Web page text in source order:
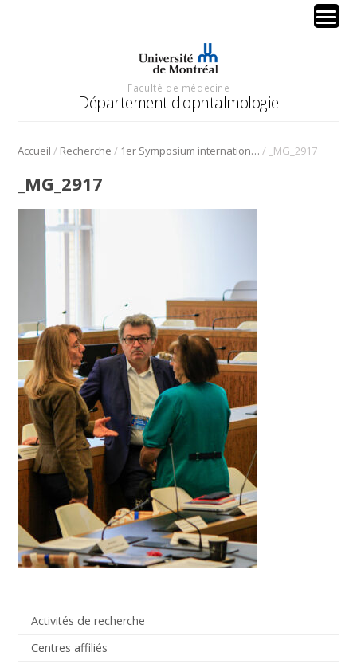
Faculté de médecine
Département d'ophtalmologie
Accueil / Recherche / 1er Symposium international en médecine régénérative de la cornée / _MG_2917
Activités de recherche
Centres affiliés
_MG_2917